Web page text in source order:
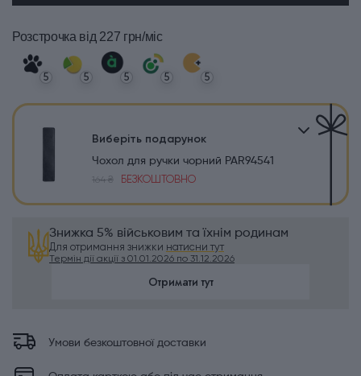
Розстрочка від 227 грн/міс
5 5 5 5 5
Виберіть подарунок
Чохол для ручки чорний PAR94541
164 ₴
БЕЗКОШТОВНО
Знижка 5% військовим та їхнім родинам
Для отримання знижки натисни тут
Термін дії акції з 01.01.2026 по 31.12.2026
Отримати тут
Умови безкоштовної доставки